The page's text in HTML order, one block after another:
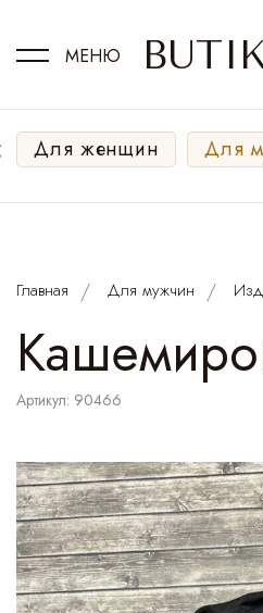
МЕНЮ
Для женщин Для
Главная Для мужчин
Артикул: 90466